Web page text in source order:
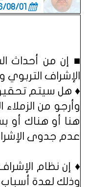
1436/08/01
■ إن من أحداث
الإشراف
♦ هل سيتم تحقيق
وأرجو من
هنا أو هناك أو
عدم جدوى
♦ إن نظام
وذلك لعدة